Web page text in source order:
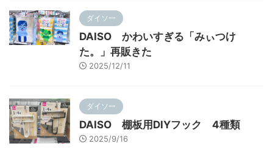
ダイソー
DAISO かわいすぎる「みぃつけ
た。」再販きた
2025/12/11
ダイソー
DAISO 棚板用DIYフック 4種類
2025/9/16